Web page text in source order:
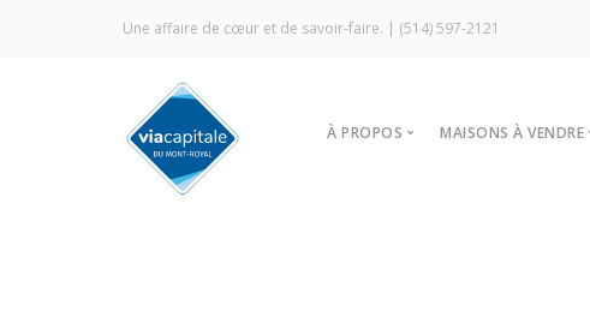
Une affaire de cœur et de savoir-faire. | (514) 597-2121
À PROPOS MAISONS À VENDRE